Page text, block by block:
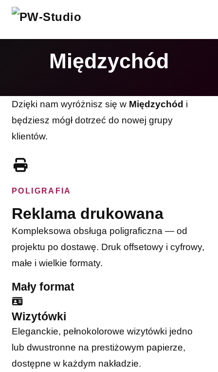
Międzychód
Dzięki nam wyróżnisz się w Międzychód i
będziesz mógł dotrzeć do nowej grupy
klientów.
POLIGRAFIA
Reklama drukowana
Kompleksowa obsługa poligraficzna — od
projektu po dostawę. Druk offsetowy i cyfrowy,
małe i wielkie formaty.
Mały format
Wizytówki
Eleganckie, pełnokolorowe wizytówki jedno
lub dwustronne na prestiżowym papierze,
dostępne w każdym nakładzie.